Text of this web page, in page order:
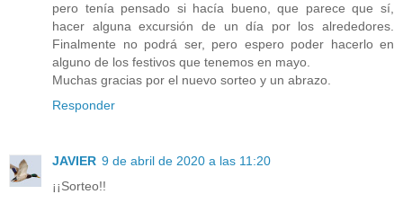
pero tenía pensado si hacía bueno, que parece que sí,
hacer alguna excursión de un día por los alrededores.
Finalmente no podrá ser, pero espero poder hacerlo en
alguno de los festivos que tenemos en mayo.
Muchas gracias por el nuevo sorteo y un abrazo.
Responder
JAVIER 9 de abril de 2020 a las 11:20
¡¡Sorteo!!